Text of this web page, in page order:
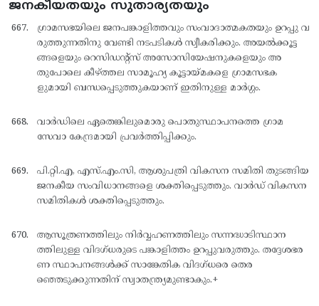
ജനകീയതയും സുതാര്യതയും
ഗ്രാമസഭയിലെ ജനപങ്കാളിത്തവും സംവാദാത്മകതയും ഉറപ്പു വ
രുത്തുന്നതിനു വേണ്ടി നടപടികള്‍ സ്വീകരിക്കും. അയല്‍ക്കൂട്ട
ങ്ങളെയും റെസിഡന്റ്സ് അസോസിയേഷനുകളെയും അ
തുപോലെ കീഴ്ത്തല സാമൂഹ്യ കൂട്ടായ്മകളെ ഗ്രാമസഭക
ളുമായി ബന്ധപ്പെടുത്തുകയാണ് ഇതിനുള്ള മാര്‍ഗ്ഗം.
വാര്‍ഡിലെ ഏതെങ്കിലുമൊരു പൊതുസ്ഥാപനത്തെ ഗ്രാമ
സേവാ കേന്ദ്രമായി പ്രവര്‍ത്തിപ്പിക്കും.
പി.റ്റി.എ, എസ്.എം.സി, ആശുപത്രി വികസന സമിതി തുടങ്ങിയ
ജനകീയ സംവിധാനങ്ങളെ ശക്തിപ്പെടുത്തും. വാര്‍ഡ് വികസന
സമിതികള്‍ ശക്തിപ്പെടുത്തും.
ആസൂത്രണത്തിലും നിര്‍വ്വഹണത്തിലും സന്നദ്ധാടിസ്ഥാന
ത്തിലുള്ള വിദഗ്ധരുടെ പങ്കാളിത്തം ഉറപ്പുവരുത്തും. തദ്ദേശഭര
ണ സ്ഥാപനങ്ങള്‍ക്ക് സാങ്കേതിക വിദഗ്ധരെ തെര
ഞ്ഞെടുക്കുന്നതിന് സ്വാതന്ത്ര്യമുണ്ടാകും.+